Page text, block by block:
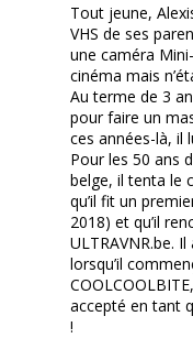
Tout jeune,
VHS de ses
une caméra
cinéma mais
Au terme de 3
pour faire un
ces années-là, il
Pour les 50 ans
belge, il tenta le
qu’il fit un
2018) et qu’il
ULTRAVNR.be.
lorsqu’il
accepté en tant
!